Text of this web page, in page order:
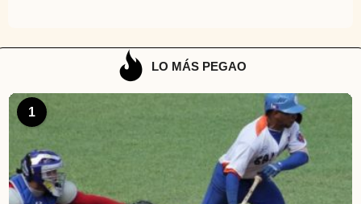
LO MÁS PEGAO
1